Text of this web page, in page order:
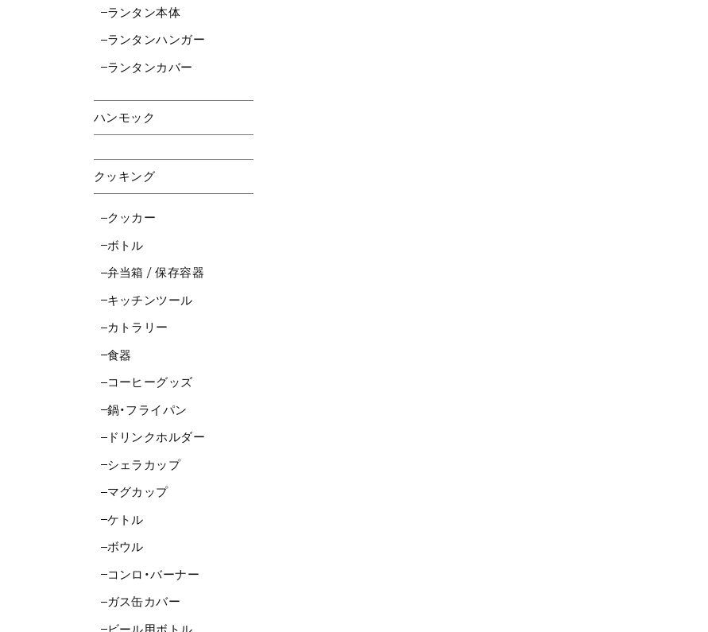
ランタン本体
ランタンハンガー
ランタンカバー
ハンモック
クッキング
クッカー
ボトル
弁当箱 / 保存容器
キッチンツール
カトラリー
食器
コーヒーグッズ
鍋・フライパン
ドリンクホルダー
シェラカップ
マグカップ
ケトル
ボウル
コンロ・バーナー
ガス缶カバー
ビール用ボトル